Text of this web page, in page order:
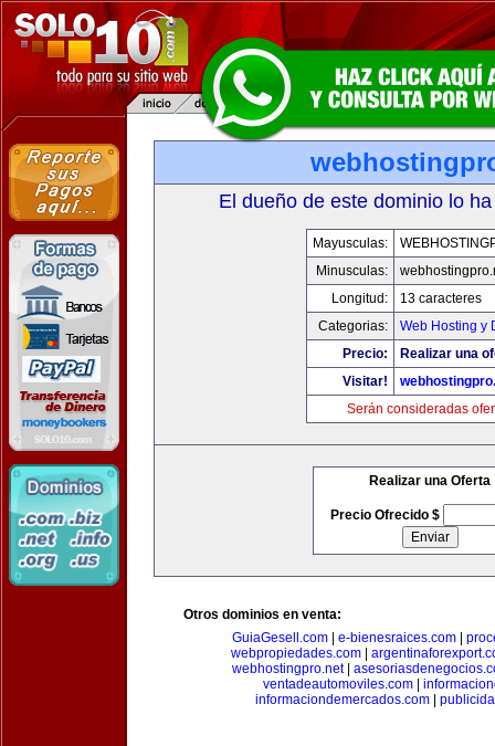
El dueño de este dominio lo
Mayusculas:
Minusculas:
Longitud:
13 caracteres
Categorias:
Web Hosting y
Precio:
Realizar una
Visitar!
Serán consideradas
Realizar una Oferta
Precio Ofrecido $
Otros dominios en venta:
GuiaGesell.com
e-bienesraices.com
webpropiedades.com
webhostingpro.net|
ventadeautomoviles.com|
informaciondemercados.com|